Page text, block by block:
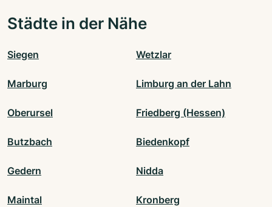
Städte in der Nähe
Siegen Wetzlar
Marburg Limburg an der Lahn
Oberursel Friedberg (Hessen)
Butzbach Biedenkopf
Gedern Nidda
Maintal Kronberg